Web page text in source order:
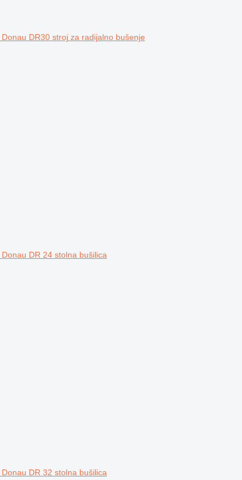
Donau DR30 stroj za radijalno bušenje
Donau DR 24 stolna bušilica
Donau DR 32 stolna bušilica